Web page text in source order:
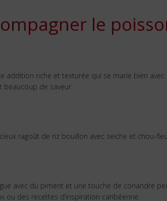
le
addition riche et texturée qui se marie bien avec
de saveur.
ragoût de riz bouillon avec seiche et chou-
avec du piment et une touche de coriandre
des recettes d’inspiration caribéenne.